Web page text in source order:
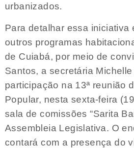
urbanizados.
Para detalhar essa iniciativa
outros programas
de Cuiabá, por meio de
Santos, a secretária
participação na 13ª reunião
Popular, nesta sexta-feira
sala de comissões “Sarita
Assembleia Legislativa. O
contará com a presença do